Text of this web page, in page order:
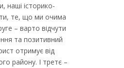
наші історико-
те, що ми очима
– варто відчути
та позитивний
отримує від
району. І третє –